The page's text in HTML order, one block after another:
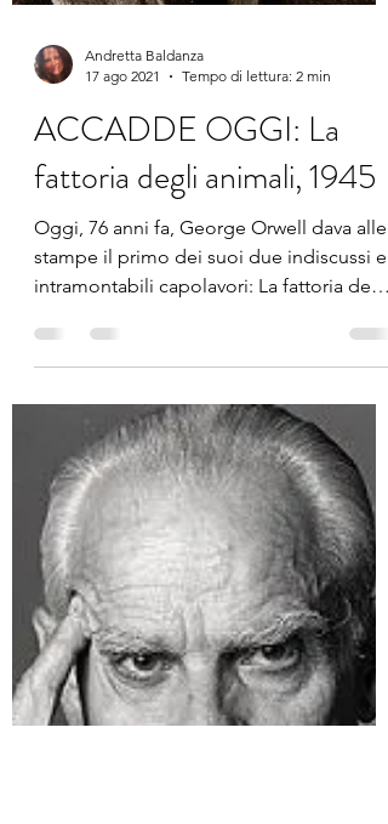
Andretta Baldanza
17 ago 2021
Tempo di lettura: 2 min
ACCADDE OGGI: La
fattoria degli animali, 1945
Oggi, 76 anni fa, George Orwell dava alle
stampe il primo dei suoi due indiscussi e
intramontabili capolavori: La fattoria degli
animali...